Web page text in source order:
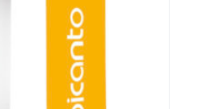
the
product
page